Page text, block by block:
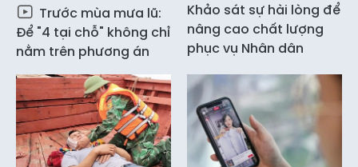
Trước mùa mưa lũ:
Để "4 tại chỗ" không chỉ
nằm trên phương án
Khảo sát sự hài lòng để
nâng cao chất lượng
phục vụ Nhân dân